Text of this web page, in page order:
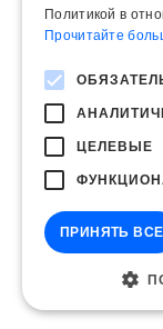
Политикой в
Прочитайте
ЦЕЛЕВЫЕ
ПРИНЯТЬ ВСЕ